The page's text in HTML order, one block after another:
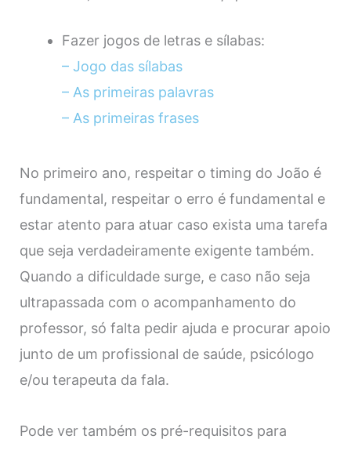
Fazer jogos de letras e sílabas:
– Jogo das sílabas
– As primeiras palavras
– As primeiras frases
No primeiro ano, respeitar o timing do João é
fundamental, respeitar o erro é fundamental e
estar atento para atuar caso exista uma tarefa
que seja verdadeiramente exigente também.
Quando a dificuldade surge, e caso não seja
ultrapassada com o acompanhamento do
professor, só falta pedir ajuda e procurar apoio
junto de um profissional de saúde, psicólogo
e/ou terapeuta da fala.
Pode ver também os pré-requisitos para